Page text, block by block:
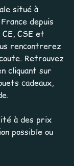
situé à
depuis
CSE et
rencontrerez
Retrouvez
cliquant sur
cadeaux,
à des prix
possible ou